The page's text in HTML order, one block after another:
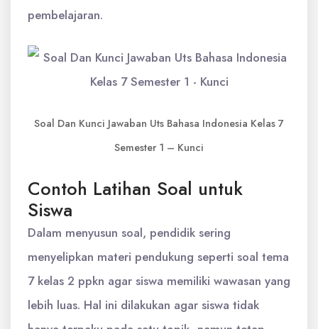
pembelajaran.
Soal Dan Kunci Jawaban Uts Bahasa Indonesia Kelas 7
Semester 1 – Kunci
Contoh Latihan Soal untuk
Siswa
Dalam menyusun soal, pendidik sering
menyelipkan materi pendukung seperti soal tema
7 kelas 2 ppkn agar siswa memiliki wawasan yang
lebih luas. Hal ini dilakukan agar siswa tidak